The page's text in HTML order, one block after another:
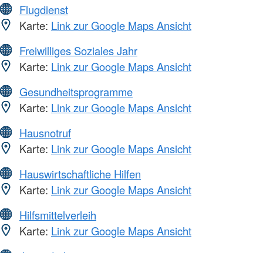
Flugdienst
Karte: Link zur Google Maps Ansicht
Freiwilliges Soziales Jahr
Karte: Link zur Google Maps Ansicht
Gesundheitsprogramme
Karte: Link zur Google Maps Ansicht
Hausnotruf
Karte: Link zur Google Maps Ansicht
Hauswirtschaftliche Hilfen
Karte: Link zur Google Maps Ansicht
Hilfsmittelverleih
Karte: Link zur Google Maps Ansicht